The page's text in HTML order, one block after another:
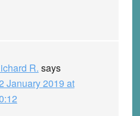
R. says
January 2019 at